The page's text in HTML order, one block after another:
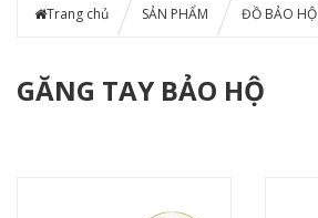
Trang chủ SẢN PHẨM ĐỒ BẢO HỘ
GĂNG TAY BẢO HỘ